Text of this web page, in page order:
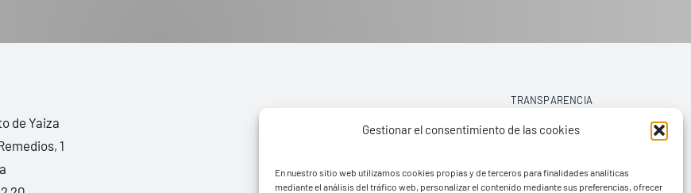
Gestionar el consentimiento de las cookies
En nuestro sitio web utilizamos cookies propias y de terceros para finalidades analíticas
mediante el análisis del tráfico web, personalizar el contenido mediante sus preferencias, ofrecer
de Yaiza
1
TRANSPARENCIA
AVISO LEGAL
POLÍTICA DE PRIVACIDAD